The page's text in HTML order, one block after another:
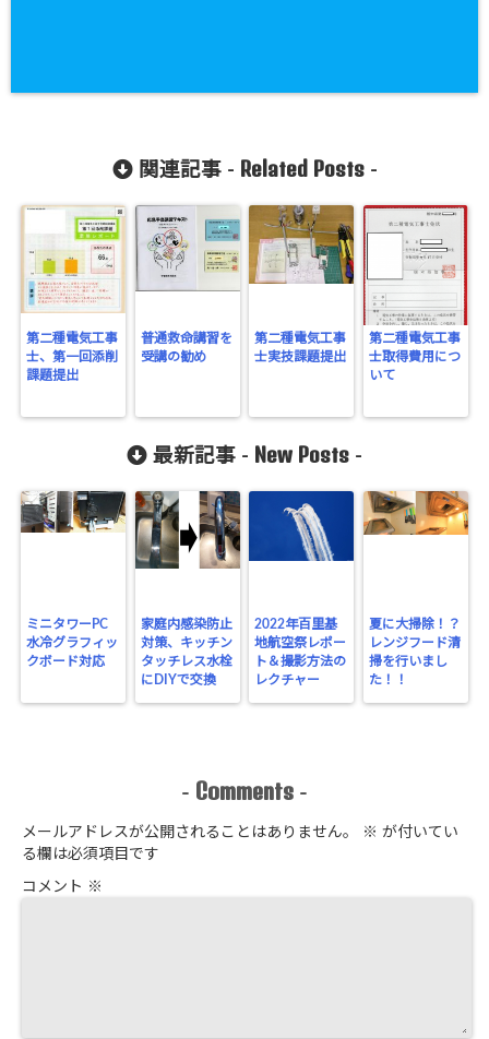
関連記事 - Related Posts-
第二種電気工事
士、第一回添削
課題提出
普通救命講習を
受講の勧め
第二種電気工事
士実技課題提出
第二種電気工事
士取得費用につ
いて
最新記事 - New Posts -
ミニタワーPC
水冷グラフィッ
クボード対応
家庭内感染防止
対策、キッチン
タッチレス水栓
にDIYで交換
2022年百里基
地航空祭レポー
ト＆撮影方法の
レクチャー
夏に大掃除！？
レンジフード清
掃を行いまし
た！！
- Comments -
メールアドレスが公開されることはありません。 ※ が付いてい
る欄は必須項目です
コメント ※